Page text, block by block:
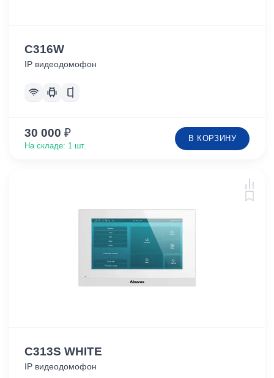
C316W
IP видеодомофон
30 000 ₽
На складе: 1 шт.
В КОРЗИНУ
C313S WHITE
IP видеодомофон